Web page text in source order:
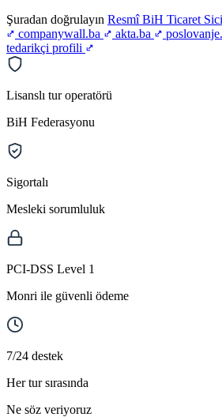
Şuradan doğrulayın ResmîBiH Ticaret
companywall.ba
akta.ba
tedarikçi profili
Lisanslı tur operatörü
BiH Federasyonu
Sigortalı
Mesleki sorumluluk
PCI-DSS Level 1
Monri ile güvenli ödeme
7/24 destek
Her tur sırasında
Ne söz veriyoruz